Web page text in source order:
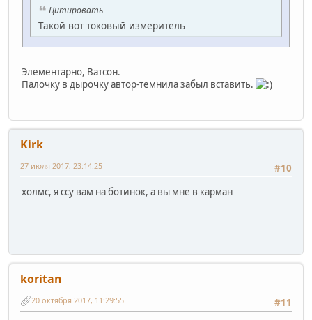
Цитировать
Такой вот токовый измеритель
Элементарно, Ватсон.
Палочку в дырочку автор-темнила забыл вставить.
Kirk
#10
27 июля 2017, 23:14:25
холмс, я ссу вам на ботинок, а вы мне в карман
koritan
#11
20 октября 2017, 11:29:55